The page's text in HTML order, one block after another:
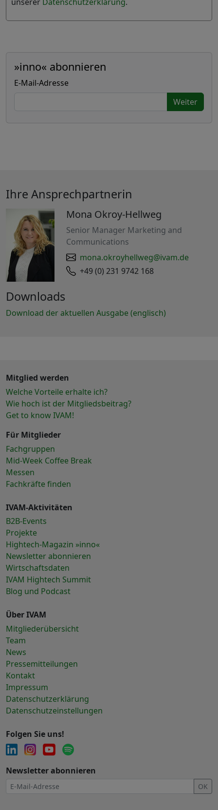
»inno« abonnieren
E-Mail-Adresse
Weiter
Ihre Ansprechpartnerin
Mona Okroy-Hellweg
Senior Manager Marketing and
Communications
mona.okroyhellweg@ivam.de
+49 (0) 231 9742 168
Downloads
Download der aktuellen Ausgabe (englisch)
Mitglied werden
Welche Vorteile erhalte ich?
Wie hoch ist der Mitgliedsbeitrag?
Get to know IVAM!
Für Mitglieder
Fachgruppen
Mid-Week Coffee Break
Messen
Fachkräfte finden
IVAM-Aktivitäten
B2B-Events
Projekte
Hightech-Magazin »inno«
Newsletter abonnieren
Wirtschaftsdaten
IVAM Hightech Summit
Blog und Podcast
Über IVAM
Mitgliederübersicht
Team
News
Pressemitteilungen
Kontakt
Impressum
Datenschutzerklärung
Datenschutzeinstellungen
Folgen Sie uns!
Newsletter abonnieren